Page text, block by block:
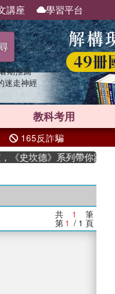
講座 學習平台
期推薦
迷走神經
教科考用
165反詐騙
史坎德》系列帶你踏上熱
共 1 筆
第 1 / 1 頁